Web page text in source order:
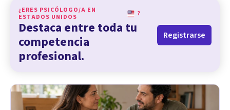
¿ERES PSICÓLOGO/A EN
ESTADOS UNIDOS
?
Destaca entre toda tu
competencia
profesional.
Registrarse